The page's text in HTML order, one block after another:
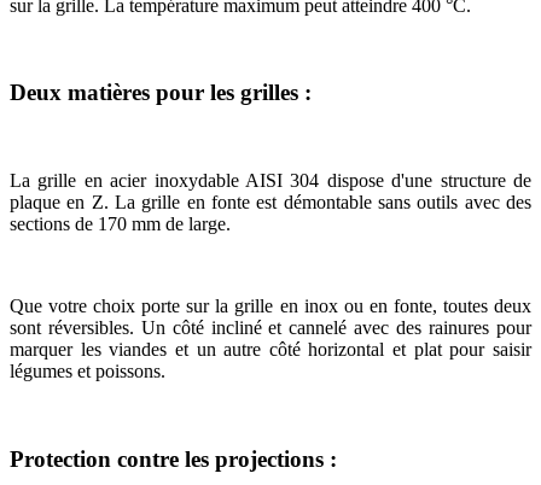
sur la grille. La température maximum peut atteindre 400 °C.
Deux matières pour les grilles :
La grille en acier inoxydable AISI 304 dispose d'une structure de
plaque en Z. La grille en fonte est démontable sans outils avec des
sections de 170 mm de large.
Que votre choix porte sur la grille en inox ou en fonte, toutes deux
sont réversibles. Un côté incliné et cannelé avec des rainures pour
marquer les viandes et un autre côté horizontal et plat pour saisir
légumes et poissons.
Protection contre les projections :